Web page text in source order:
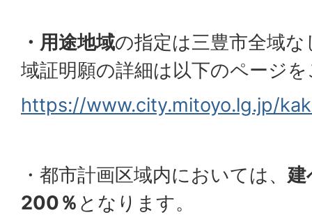
・用途地域の指定は三豊市全域
域証明願の詳細は以下のページ
https://www.city.mitoyo.lg.jp/
・都市計画区域内においては、 建
200％ となります。